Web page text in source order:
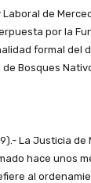
Laboral de
por la
formal del
Bosques
La Justicia
hace unos
al